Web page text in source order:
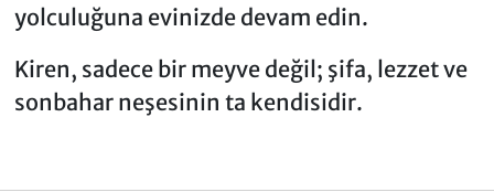
yolculuğuna evinizde devam edin.
Kiren, sadece bir meyve değil; şifa, lezzet ve
sonbahar neşesinin ta kendisidir.